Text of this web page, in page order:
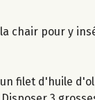
chair pour y
filet d'huile